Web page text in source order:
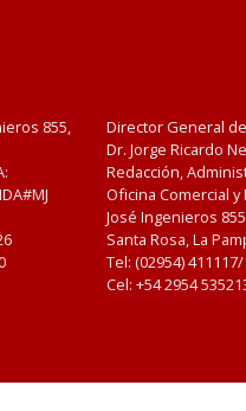
855,
Director General
Dr. Jorge Ricardo
Redacción,
Oficina Comercial
José Ingenieros
Santa Rosa, La
Tel: (02954)
Cel: +54 2954